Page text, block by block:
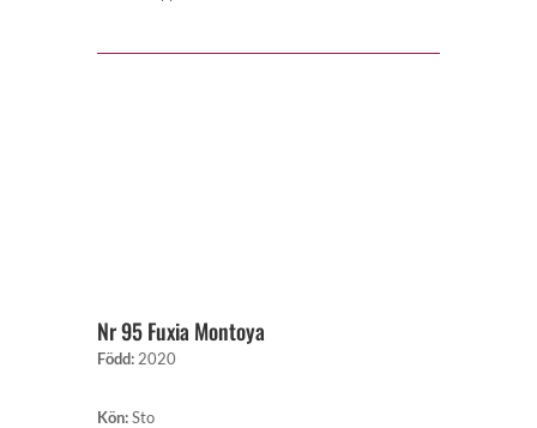
Nr 95 Fuxia Montoya
Född: 2020
Kön:Sto